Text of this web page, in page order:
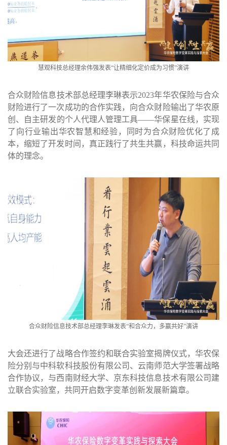
慧观科技总经理余伟强发表“让精细化定价成为习惯”演讲
合众财险信息技术部总经理李琳表示2023年华农保险与合众
财险进行了一次成功的合作实践，向合众财险输出了华农原
创、自主研发的个人代理人管理工具——华保星在线，实现
了向行业输出华农智慧和经验，同时为合众财险优化了成
本，缩短了开发时间，真正践行了共生共赢，科技命运共同
体的理念。
合众财险信息技术部总经理李琳发表“和合众力，多赢共好”演讲
大会还进行了战略合作签约和联合实验室揭牌仪式，华农保
险分别与中科软科技股份有限公司、云南师范大学签署战略
合作协议，与西南财经大学、京东科技信息技术有限公司建
立联合实验室，共同开启数字变革创新发展新篇章。